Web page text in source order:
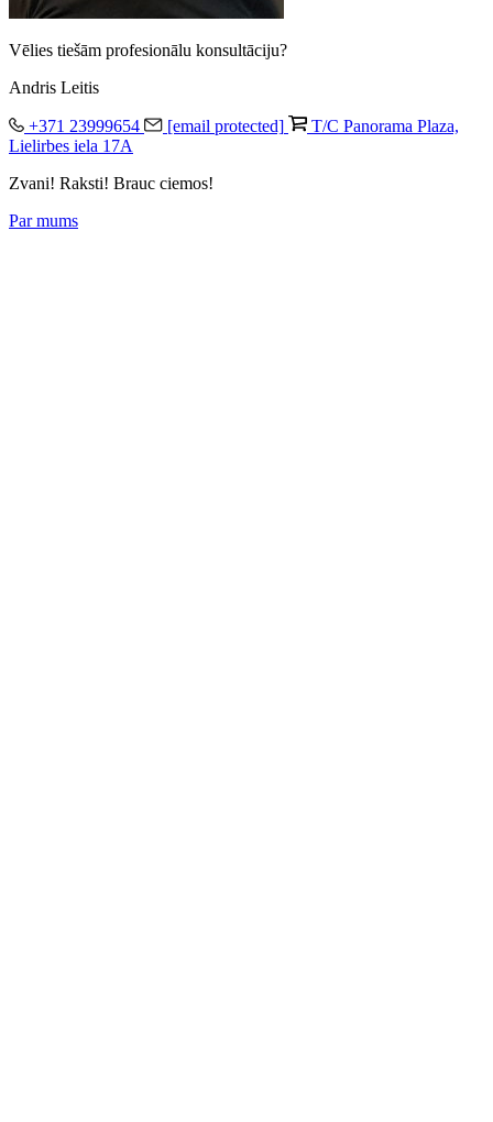
Vēlies tiešām profesionālu konsultāciju?
Andris Leitis
+371 23999654 [email protected]
T/C Panorama Plaza,
Lielirbes iela 17A
Zvani! Raksti! Brauc ciemos!
Par mums